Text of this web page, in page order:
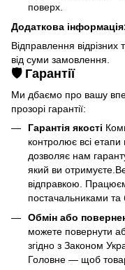
поверх.
Додаткова
Відправлення
від суми замовлення.
🛡️ Гарантії
Ми дбаємо про вашу
прозорі гарантії:
Гарантія якості
контролює всі
дозволяє нам
який ви
відправкою.
постачальниками та
Обмін або
можете повернути
згідно з Законом
Головне — щоб товар